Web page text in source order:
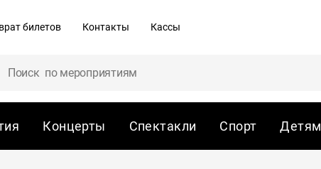
билетов Контакты Кассы
Концерты Спектакли Спорт Детям